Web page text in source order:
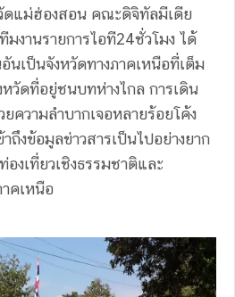
ดแม่ฮ่องสอน คณะดิจิทัลมีเดีย
งานรายการไอที24ชั่วโมง ได้
นเป็นจังหวัดทางภาคเหนือที่เต็ม
หวัดที่อยู่ชนบทห่างไกล การเดิน
ความลำบากเจอหลายร้อยโค้ง
ถึงข้อมูลข่าวสารเป็นไปอย่างยาก
งเที่ยวเชิงธรรมชาติและ
คเหนือ